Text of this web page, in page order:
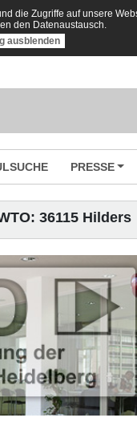
die Zugriffe auf unsere
den Datenaustausch.
ausblenden
PRESSE
36115 Hilders